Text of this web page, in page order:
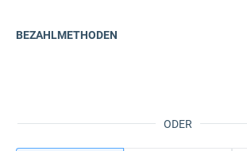
ODER
BEZAHLMETHODEN